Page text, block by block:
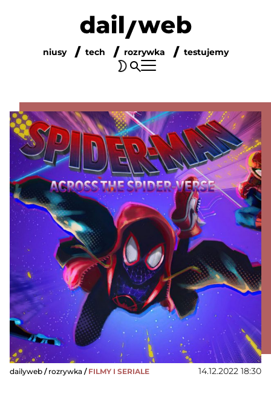
niusy tech rozrywka testujemy
dailyweb / rozrywka / FILMY I SERIALE 14.12.2022 18:30